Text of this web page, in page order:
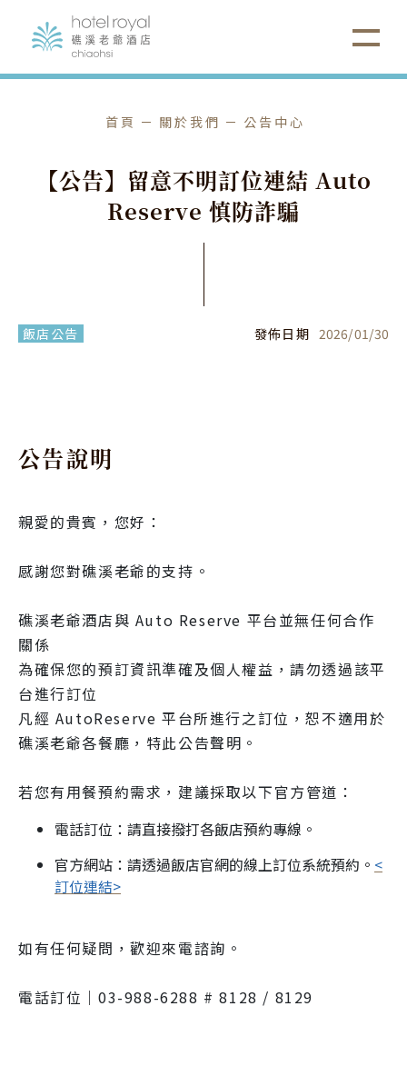
首頁 關於我們 公告中心
【公告】 留意不明訂位連結 Auto
Reserve 慎防詐騙
飯店公告 發佈日期 2026/01/30
公告說明
親愛的貴賓，您好：
感謝您對礁溪老爺的支持。
礁溪老爺酒店與 Auto Reserve 平台並無任何合作
關係
為確保您的預訂資訊準確及個人權益，請勿透過該平
台進行訂位
凡經 AutoReserve 平台所進行之訂位，恕不適用於
礁溪老爺各餐廳，特此公告聲明。
若您有用餐預約需求，建議採取以下官方管道：
電話訂位：請直接撥打各飯店預約專線。
官方網站：請透過飯店官網的線上訂位系統預約。 <
訂位連結>
如有任何疑問，歡迎來電諮詢。
電話訂位｜03-988-6288 # 8128 / 8129